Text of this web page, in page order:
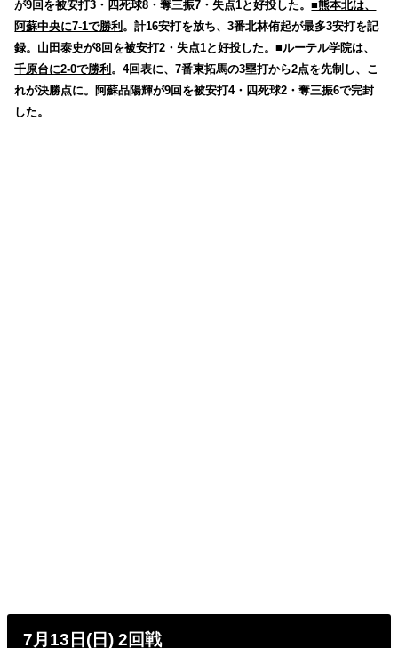
が9回を被安打3・四死球8・奪三振7・失点1と好投した。■熊本北は、
阿蘇中央に7-1で勝利。計16安打を放ち、3番北林侑起が最多3安打を記
録。山田泰史が8回を被安打2・失点1と好投した。■ルーテル学院は、
千原台に2-0で勝利。4回表に、7番東拓馬の3塁打から2点を先制し、こ
れが決勝点に。阿蘇品陽輝が9回を被安打4・四死球2・奪三振6で完封
した。
7月13日(日) 2回戦